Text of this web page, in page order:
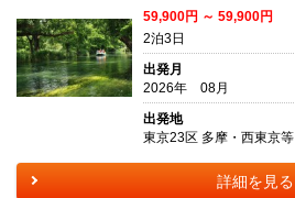
59,900円 ～ 59,900円
2泊3日
出発月
2026年 08月
出発地
東京23区 多摩・西東京等
詳細を見る